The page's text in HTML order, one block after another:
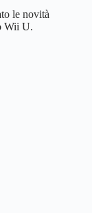
le novità
Wii U.